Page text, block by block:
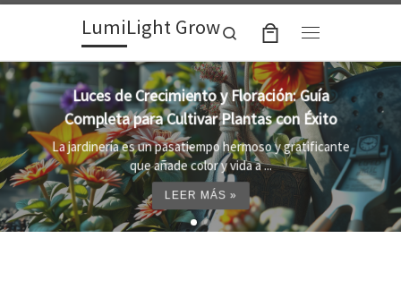
Skip to contentLumiLight Grow
Search
Lámparas para indoor: la clave
crecimiento óptimo de tus
Al cultivar plantas en el interior, es
proporcionar el entorno adecuado ...
LEER MÁS »